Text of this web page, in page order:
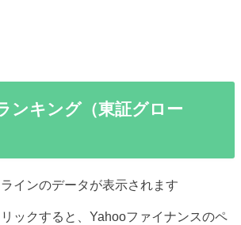
ンキング（東証グロー
インのデータが表示されます
ックすると、Yahooファイナンスのペ